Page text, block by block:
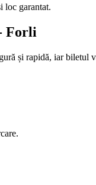
loc garantat.
Forli
și rapidă, iar